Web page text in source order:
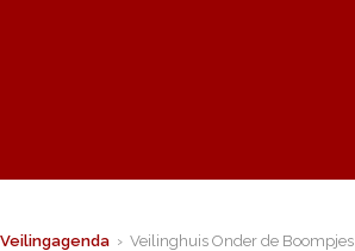
Veilingagenda › Veilinghuis Onder de Boompjes